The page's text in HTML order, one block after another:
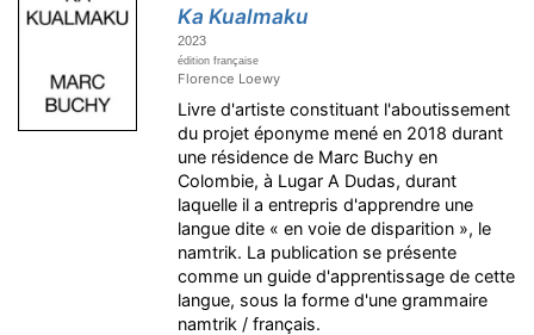
Ka Kualmaku
2023
édition française
Florence Loewy
Livre d'artiste constituant l'aboutissement
du projet éponyme mené en 2018 durant
une résidence de Marc Buchy en
Colombie, à Lugar A Dudas, durant
laquelle il a entrepris d'apprendre une
langue dite « en voie de disparition », le
namtrik. La publication se présente
comme un guide d'apprentissage de cette
langue, sous la forme d'une grammaire
namtrik / français.